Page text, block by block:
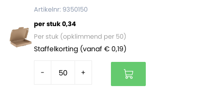
Artikelnr: 9350150
per stuk 0,34
Per stuk (opklimmend per 50)
Staffelkorting (vanaf € 0,19)
- +